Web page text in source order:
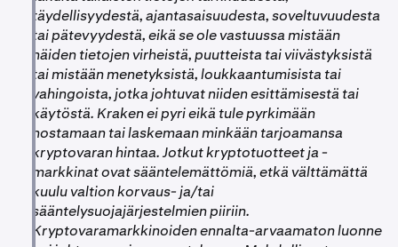
Vaaditut verkon vahvistukset:
Ink: 180 L2-vahvistusta
Unichain: 180 L2-vahvistusta
Ethereum: 70 vahvistusta
OP Mainnet: 40 Layer 1 -vahvistusta
täydellisyydestä, ajantasaisuudesta, soveltuvuudesta
tai pätevyydestä, eikä se ole vastuussa mistään
näiden tietojen virheistä, puutteista tai viivästyksistä
tai mistään menetyksistä, loukkaantumisista tai
vahingoista, jotka johtuvat niiden esittämisestä tai
käytöstä. Kraken ei pyri eikä tule pyrkimään
nostamaan tai laskemaan minkään tarjoamansa
kryptovaran hintaa. Jotkut kryptotuotteet ja -
markkinat ovat sääntelemättömiä, etkä välttämättä
kuulu valtion korvaus- ja/tai
sääntelysuojajärjestelmien piiriin.
Kryptovaramarkkinoiden ennalta-arvaamaton luonne